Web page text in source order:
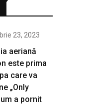
23, 2023
aeriană
este prima
care va
„Only
a pornit